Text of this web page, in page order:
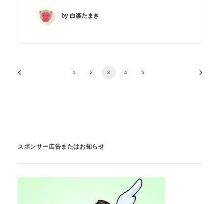
by 白楽たまき
1 2 3 4 5
スポンサー広告またはお知らせ